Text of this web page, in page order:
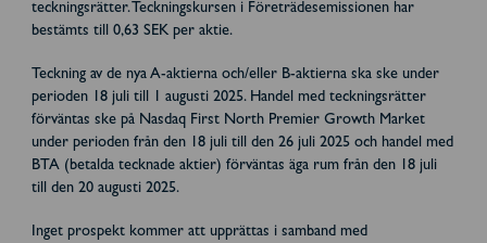
teckningsrätter. Teckningskursen i Företrädesemissionen har
bestämts till 0,63 SEK per aktie.
Teckning av de nya A-aktierna och/eller B-aktierna ska ske under
perioden 18 juli till 1 augusti 2025. Handel med teckningsrätter
förväntas ske på Nasdaq First North Premier Growth Market
under perioden från den 18 juli till den 26 juli 2025 och handel med
BTA (betalda tecknade aktier) förväntas äga rum från den 18 juli
till den 20 augusti 2025.
Inget prospekt kommer att upprättas i samband med